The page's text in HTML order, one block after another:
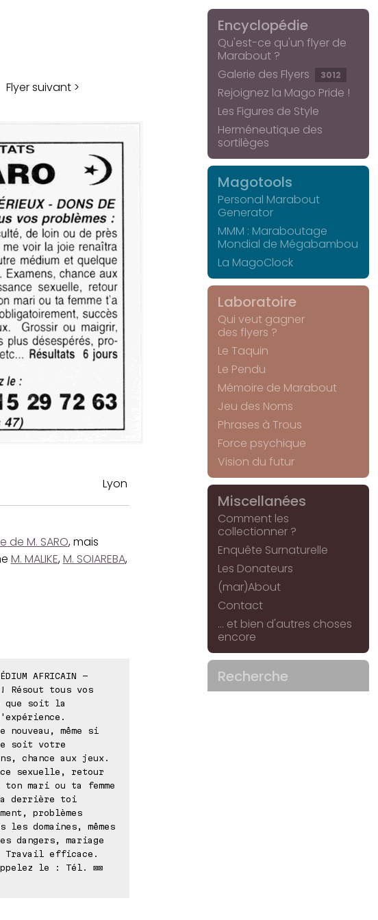
Flyer suivant >
Lyon
de M. SARO, mais
M. MALIKE,M. SOIAREBA,
AFRICAIN -
Résout tous vos
que soit la
même si
soit votre
chance aux jeux.
sexuelle, retour
mari ou ta femme
derrière toi
problèmes
domaines, mêmes
dangers, mariage
Travail efficace.
le : Tél. ⊠⊠
Encyclopédie
Qu'est-ce qu'un flyer de
Marabout ?
Galerie des Flyers
3012
Rejoignez la Mago Pride !
Les Figures de Style
Herméneutique des
sortilèges
Magotools
Personal Marabout
Generator
MMM : Maraboutage
Mondial de Mégabambou
La MagoClock
Laboratoire
Qui veut gagner
des flyers ?
Le Taquin
Le Pendu
Mémoire de Marabout
Jeu des Noms
Phrases à Trous
Force psychique
Vision du futur
Miscellanées
Comment les
collectionner ?
Enquête Surnaturelle
Les Donateurs
(mar)About
Contact
... et bien d'autres choses
encore
Recherche